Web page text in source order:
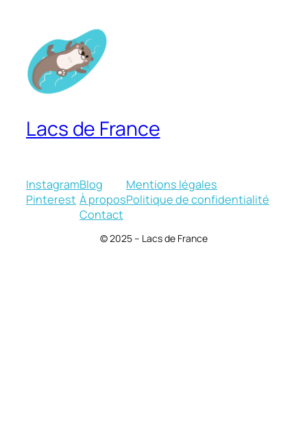
Lacs de France
Instagram
Pinterest
Blog
À propos
Contact
Mentions légales
Politique de confidentialité
© 2025 – Lacs de France